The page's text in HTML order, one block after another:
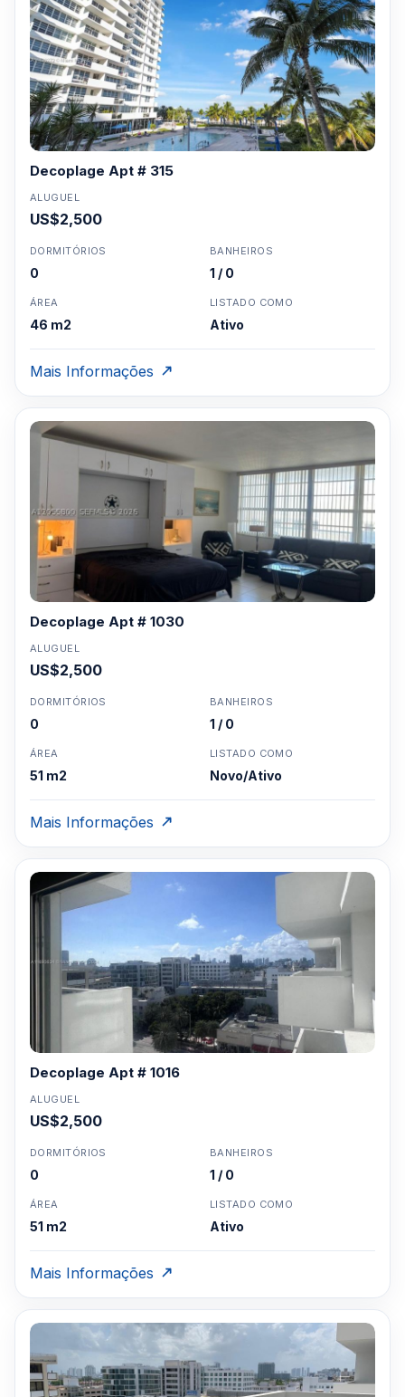
Decoplage Apt # 315
ALUGUEL
US$2,500
DORMITÓRIOS
0
BANHEIROS
1 / 0
ÁREA
46 m2
LISTADO COMO
Ativo
Mais Informações
Decoplage Apt # 1030
ALUGUEL
US$2,500
DORMITÓRIOS
0
BANHEIROS
1 / 0
ÁREA
51 m2
LISTADO COMO
Novo/Ativo
Mais Informações
Decoplage Apt # 1016
ALUGUEL
US$2,500
DORMITÓRIOS
0
BANHEIROS
1 / 0
ÁREA
51 m2
LISTADO COMO
Ativo
Mais Informações